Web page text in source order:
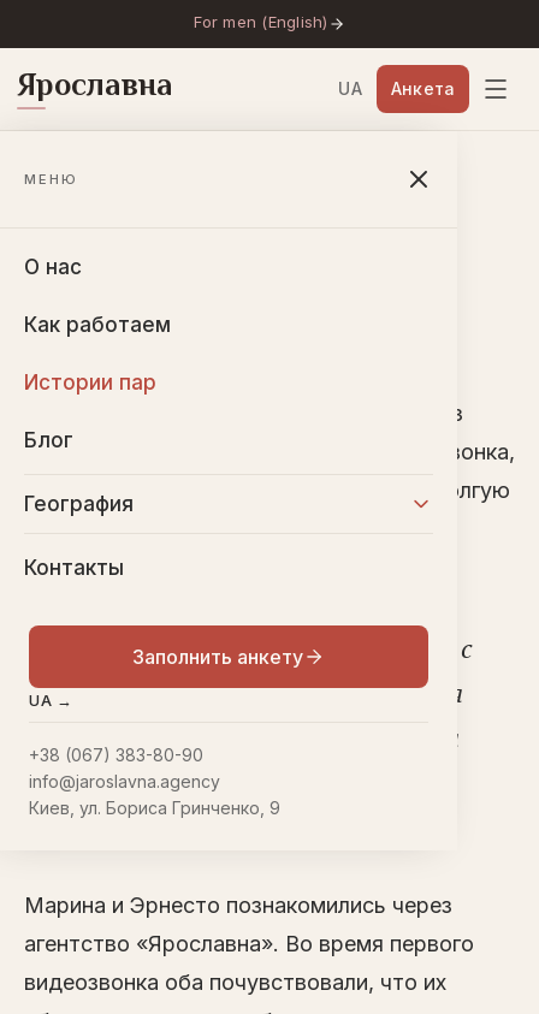
For men (English)
Ярославна UA Анкета
МЕНЮ
О нас
Как работаем
Истории пар
Блог
География
Контакты
Заполнить анкету
UA →
+38 (067) 383-80-90
info@jaroslavna.agency
Киев, ул. Бориса Гринченко, 9
Марина (50 лет) из Украины и Эрнесто из
США. Их знакомство началось с видеозвонка,
прошло через сопротивление семьи и долгую
любовь.
Мне 50 лет. Пять лет назад мы с
мужем развелись. После развода я
посвятила жизнь детям — у меня
три сына: 14, 19 и 23 года», —
рассказывает Марина.
Марина и Эрнесто познакомились через
агентство «Ярославна». Во время первого
видеозвонка оба почувствовали, что их